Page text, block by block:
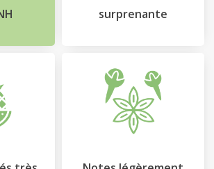
surprenante